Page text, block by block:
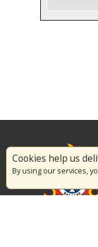
Cookies help us
By using our services,